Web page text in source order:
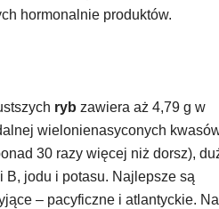
hormonalnie produktów.
ryb zawiera aż 4,79 g w
wielonienasyconych
30 razy więcej niż dorsz),
B, jodu i potasu. Najlepsze są
– pacyficzne i atlantyckie. Na